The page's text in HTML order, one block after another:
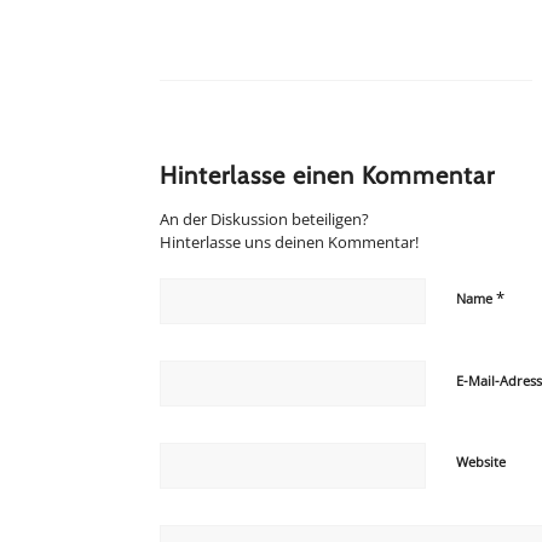
Hinterlasse einen Kommentar
An der Diskussion beteiligen?
Hinterlasse uns deinen Kommentar!
Name *
E-Mail-
Website